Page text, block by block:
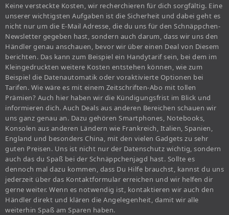
Keine versteckte Kosten, wir recherchieren für dich sorgfältig. Eine
unserer wichtigsten Aufgaben ist die Sicherheit und dabei geht es
nicht nur um die E-Mail Adresse, die du uns für den Schnäppchen-
Newsletter gegeben hast, sondern auch darum, dass wir uns den
Händler genau anschauen, bevor wir über einen Deal von Diesem
berichten. Das kann zum Beispiel ein Handytarif sein, bei dem im
Kleingedruckten weitere Kosten entstehen können, wie zum
Beispiel die Datenautomatik oder voraktivierte Optionen bei
Tarifen. Wie wäre es mit einem Zeitschriften-Abo mit tollen
Prämien? Auch hier haben wir die Kündigungsfrist im Blick und
informieren dich. Auch Deals aus anderen Bereichen schauen wir
uns ganz genau an. Dazu gehören Smartphones, Notebooks,
Konsolen aus anderen Ländern wie Frankreich, Italien, Spanien,
England und besonders China, mit den vielen Gadgets zu sehr
guten Preisen. Uns ist nicht nur der Datenschutz wichtig, sondern
auch das du Spaß bei der Schnäppchenjagd hast. Sollte es
dennoch mal dazu kommen, dass Du Hilfe brauchst, kannst du uns
jederzeit über das Kontaktformular erreichen und wir helfen dir
gerne weiter. Wenn es notwendig ist, kontaktieren wir auch den
Händler direkt und klären die Angelegenheit, damit wir alle
weiterhin Spaß am Sparen haben.